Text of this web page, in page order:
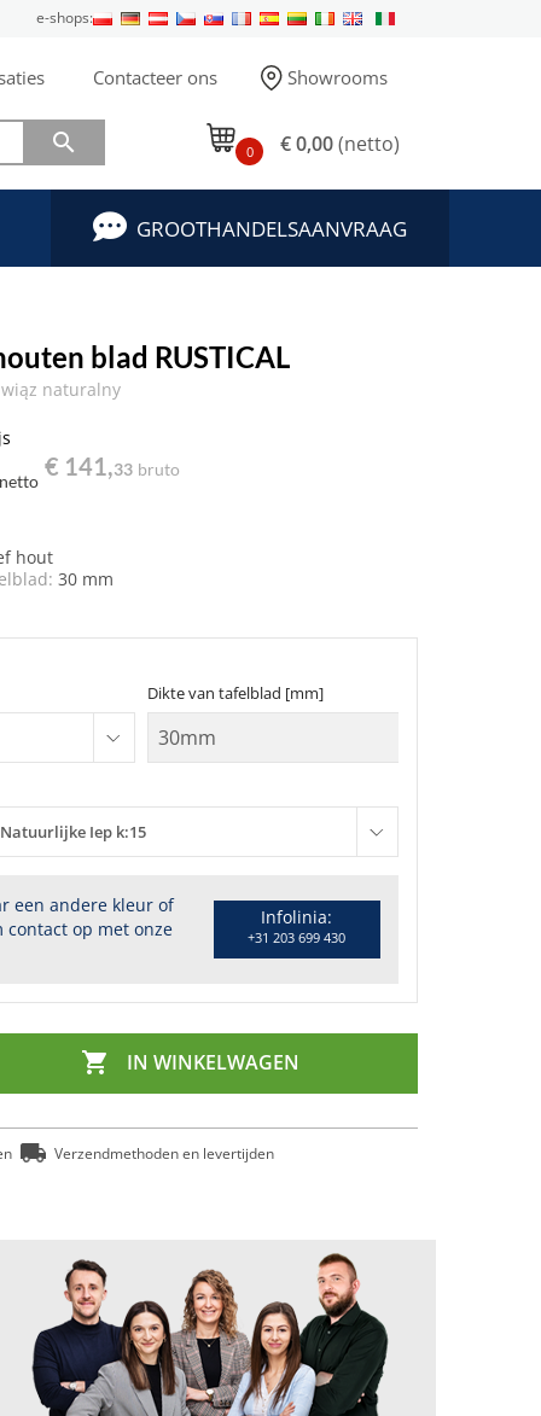
e-shops:
Contacteer ons Showrooms
 0 € 0,00(netto)
GROOTHANDELSAANVRAAG
blad RUSTICAL
wiąz naturalny
netto
€ 141,33 bruto
hout
30 mm
Natuurlijke Iep k:15
een andere kleur of
contact op met onze
Infolinia:
+31 203 699 430
Dikte van tafelblad [mm]
 IN WINKELWAGEN
Verzendmethoden en levertijden